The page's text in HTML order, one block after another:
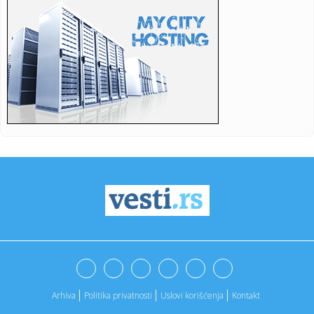
11:15:
‘Second Song...
11:15:Šok otkriće u stanu Saše Vidića: Pronađen rukopis knjige
koj...
11:10:Lozano na pozajmici u Galaksiju
11:04:Данас се ово не ради у кући: Срби ...
Prepoznali glas Barta Simpsona u avionu, a onda joj dali
Zatvara se put Gaj–Kajtasovo, saobraćaj se preusmerava
na alte...
10:58:Берза винила, компакт-дискова, ...
Arhiva Politika privatnosti Uslovi korišćenja Kontakt